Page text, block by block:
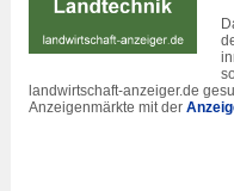
landwirtschaft-anzeiger.de
Anzeigenmärkte mit der